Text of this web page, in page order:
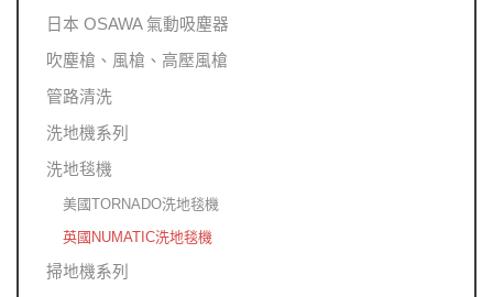
日本 OSAWA 氣動吸塵器
吹塵槍、風槍、高壓風槍
管路清洗
洗地機系列
洗地毯機
美國TORNADO洗地毯機
英國NUMATIC洗地毯機
掃地機系列